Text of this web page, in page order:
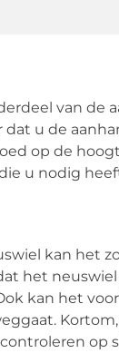
van de
u de
op de
u nodig
kan het
het
kan het
op